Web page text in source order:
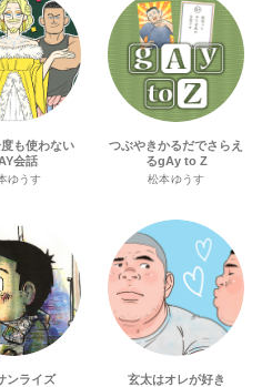
も使わない
会話
ゆうす
つぶやきかるだでさらえ
るgAy to Z
松本ゆうす
ンライズ 玄太はオレが好き